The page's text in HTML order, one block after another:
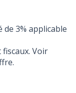
de 3% applicable
Voir